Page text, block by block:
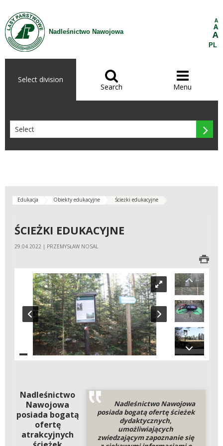
Skip to Content
Nadleśnictwo Nawojowa
A
A
A
PL
Select division 
Search

Menu

Edukacja Obiekty edukacyjne Ścieżki edukacyjne
ŚCIEŻKI EDUKACYJNE
29.04.2022 | PRZEMYSŁAW NOSAL
Nadleśnictwo Nawojowa
posiada bogatą ofertę ścieżek
dydaktycznych,
umożliwiających
zwiedzającym zapoznanie się
Nadleśnictwo
Nawojowa
posiada bogatą
ofertę
atrakcyjnych